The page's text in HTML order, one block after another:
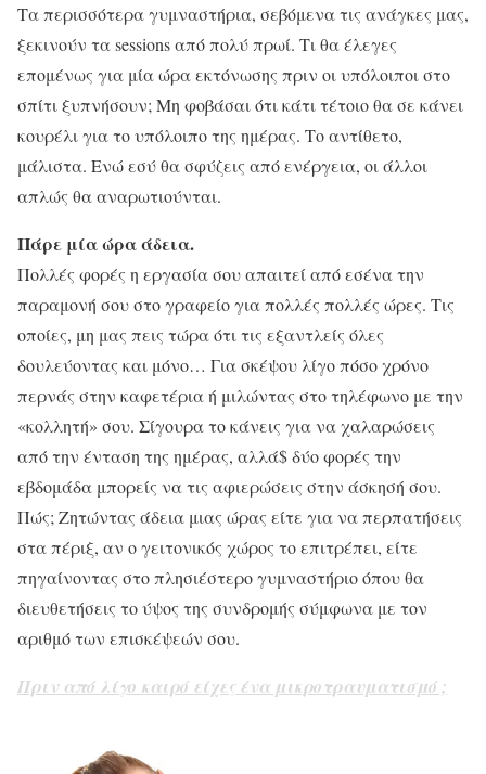
Τα περισσότερα γυμναστήρια, σεβόμενα τις ανάγκες μας,
ξεκινούν τα sessions από πολύ πρωί. Τι θα έλεγες
επομένως για μία ώρα εκτόνωσης πριν οι υπόλοιποι στο
σπίτι ξυπνήσουν; Μη φοβάσαι ότι κάτι τέτοιο θα σε κάνει
κουρέλι για το υπόλοιπο της ημέρας. Το αντίθετο,
μάλιστα. Ενώ εσύ θα σφύζεις από ενέργεια, οι άλλοι
απλώς θα αναρωτιούνται.
Πάρε μία ώρα άδεια.
Πολλές φορές η εργασία σου απαιτεί από εσένα την
παραμονή σου στο γραφείο για πολλές πολλές ώρες. Τις
οποίες, μη μας πεις τώρα ότι τις εξαντλείς όλες
δουλεύοντας και μόνο… Για σκέψου λίγο πόσο χρόνο
περνάς στην καφετέρια ή μιλώντας στο τηλέφωνο με την
«κολλητή» σου. Σίγουρα το κάνεις για να χαλαρώσεις
από την ένταση της ημέρας, αλλά$ δύο φορές την
εβδομάδα μπορείς να τις αφιερώσεις στην άσκησή σου.
Πώς; Ζητώντας άδεια μιας ώρας είτε για να περπατήσεις
στα πέριξ, αν ο γειτονικός χώρος το επιτρέπει, είτε
πηγαίνοντας στο πλησιέστερο γυμναστήριο όπου θα
διευθετήσεις το ύψος της συνδρομής σύμφωνα με τον
αριθμό των επισκέψεών σου.
Πριν από λίγο καιρό είχες ένα μικροτραυματισμό ;